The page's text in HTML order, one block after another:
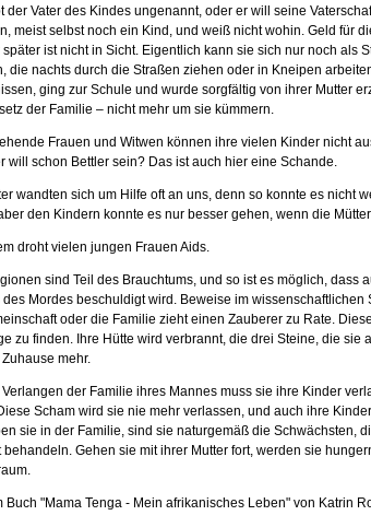
der Vater des Kindes ungenannt, oder er will seine
meist selbst noch ein Kind, und weiß nicht wohin. Geld für
später ist nicht in Sicht. Eigentlich kann sie sich nur noch als
die nachts durch die Straßen ziehen oder in Kneipen
ging zur Schule und wurde sorgfältig von ihrer Mutter
der Familie – nicht mehr um sie kümmern.
Frauen und Witwen können ihre vielen Kinder nicht
will schon Bettler sein? Das ist auch hier eine Schande.
wandten sich um Hilfe oft an uns, denn so konnte es nicht
den Kindern konnte es nur besser gehen, wenn die
droht vielen jungen Frauen Aids.
sind Teil des Brauchtums, und so ist es möglich, dass
des Mordes beschuldigt wird. Beweise im
oder die Familie zieht einen Zauberer zu Rate.
zu finden. Ihre Hütte wird verbrannt, die drei Steine, die sie
mehr.
der Familie ihres Mannes muss sie ihre Kinder
Scham wird sie nie mehr verlassen, und auch ihre
sie in der Familie, sind sie naturgemäß die Schwächsten,
behandeln. Gehen sie mit ihrer Mutter fort, werden sie
Buch "Mama Tenga - Mein afrikanisches Leben" von Katrin